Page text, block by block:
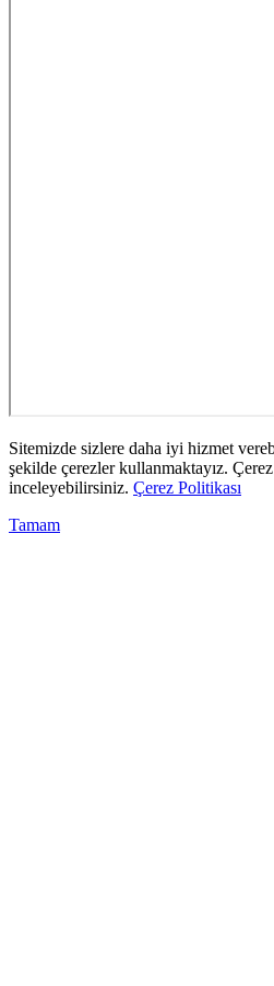
Sitemizde sizlere daha iyi hizmet
şekilde çerezler kullanmaktayız.
inceleyebilirsiniz. Çerez Politikası
Tamam